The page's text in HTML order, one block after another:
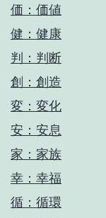
価：価値
健：健康
判：判断
創：創造
変：変化
安：安息
家：家族
幸：幸福
循：循環